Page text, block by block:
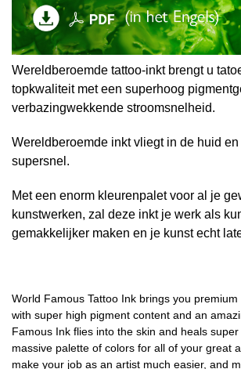
Wereldberoemde tattoo-inkt brengt u
topkwaliteit met een superhoog
verbazingwekkende stroomsnelheid.
Wereldberoemde inkt vliegt in de huid
supersnel.
Met een enorm kleurenpalet voor al je
kunstwerken, zal deze inkt je werk als
gemakkelijker maken en je kunst echt
World Famous Tattoo Ink brings you
with super high pigment content and an
Famous Ink flies into the skin and heals
massive palette of colors for all of your great
make your job as an artist much easier, and